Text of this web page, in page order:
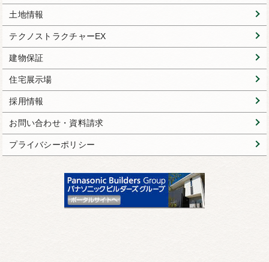
土地情報
テクノストラクチャーEX
建物保証
住宅展示場
採用情報
お問い合わせ・資料請求
プライバシーポリシー